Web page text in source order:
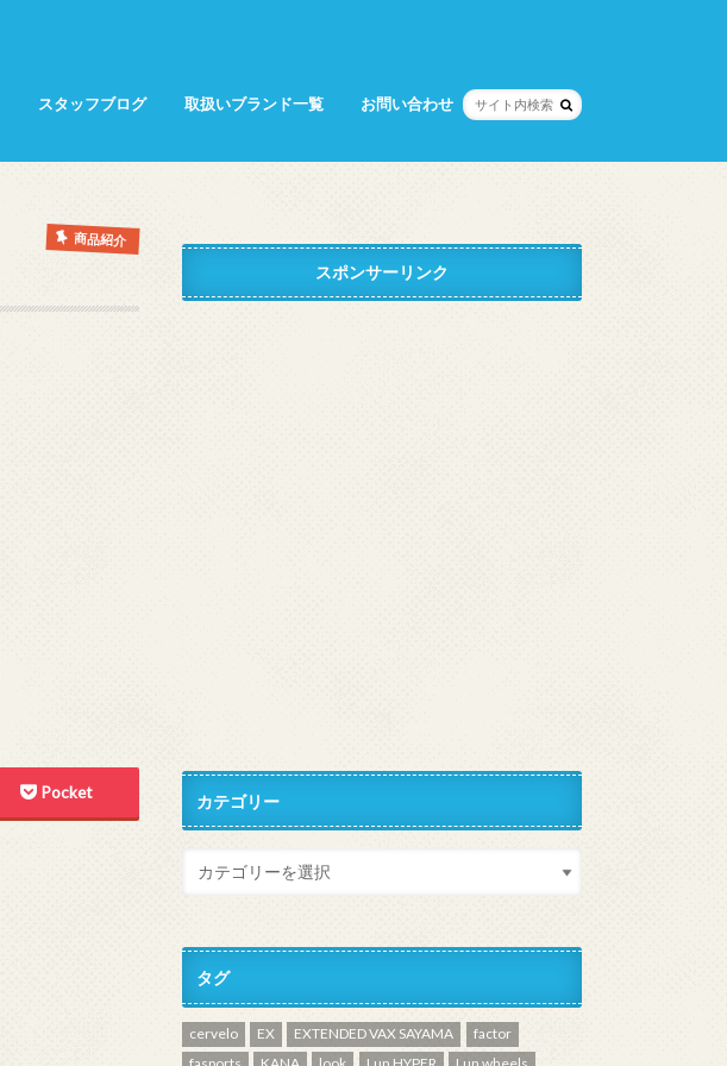
スタッフブログ 取扱いブランド一覧
お問い合わせ
商品紹介
Pocket
スポンサーリンク
カテゴリー
タグ
cervelo EX EXTENDED VAX SAYAMA
factor